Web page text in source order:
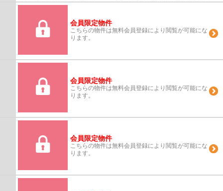
短縮に役立ちます。駅から物件まで徒歩4分...
会員限定物件
こちらの物件は無料会員登録により閲覧が可能にな
ります。
会員限定物件
こちらの物件は無料会員登録により閲覧が可能にな
ります。
会員限定物件
こちらの物件は無料会員登録により閲覧が可能にな
ります。